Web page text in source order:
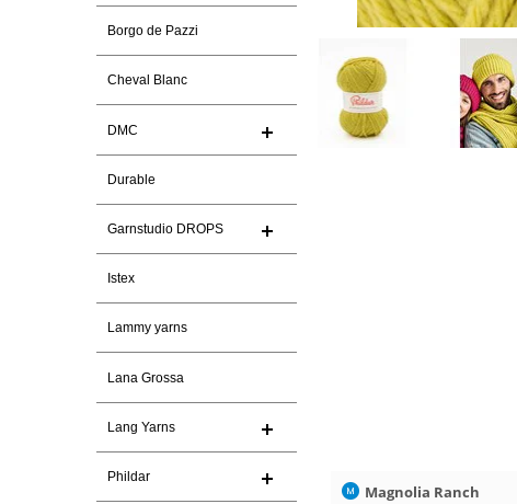
Borgo de Pazzi
Cheval Blanc
DMC
Durable
Garnstudio DROPS
Istex
Lammy yarns
Lana Grossa
Lang Yarns
Phildar
Magnolia Ranch